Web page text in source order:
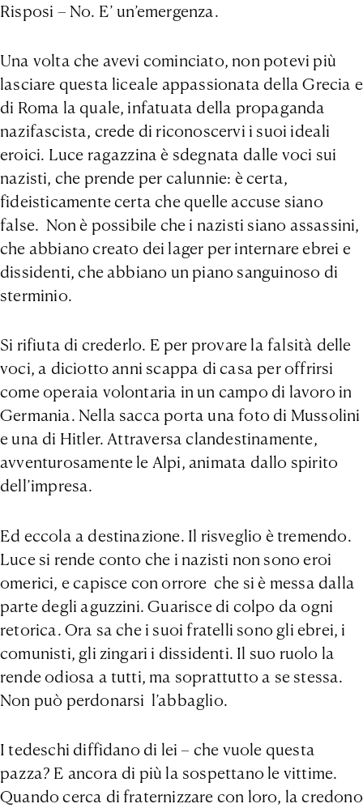
Risposi – No. E’ un’emergenza.
Una volta che avevi cominciato, non potevi più
lasciare questa liceale appassionata della Grecia e
di Roma la quale, infatuata della propaganda
nazifascista, crede di riconoscervi i suoi ideali
eroici. Luce ragazzina è sdegnata dalle voci sui
nazisti, che prende per calunnie: è certa,
fideisticamente certa che quelle accuse siano
false. Non è possibile che i nazisti siano assassini,
che abbiano creato dei lager per internare ebrei e
dissidenti, che abbiano un piano sanguinoso di
sterminio.
Si rifiuta di crederlo. E per provare la falsità delle
voci, a diciotto anni scappa di casa per offrirsi
come operaia volontaria in un campo di lavoro in
Germania. Nella sacca porta una foto di Mussolini
e una di Hitler. Attraversa clandestinamente,
avventurosamente le Alpi, animata dallo spirito
dell’impresa.
Ed eccola a destinazione. Il risveglio è tremendo.
Luce si rende conto che i nazisti non sono eroi
omerici, e capisce con orrore che si è messa dalla
parte degli aguzzini. Guarisce di colpo da ogni
retorica. Ora sa che i suoi fratelli sono gli ebrei, i
comunisti, gli zingari i dissidenti. Il suo ruolo la
rende odiosa a tutti, ma soprattutto a se stessa.
Non può perdonarsi l’abbaglio.
I tedeschi diffidano di lei – che vuole questa
pazza? E ancora di più la sospettano le vittime.
Quando cerca di fraternizzare con loro, la credono